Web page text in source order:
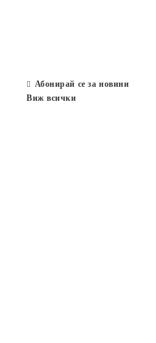
Абонирай се за новини
Виж всички